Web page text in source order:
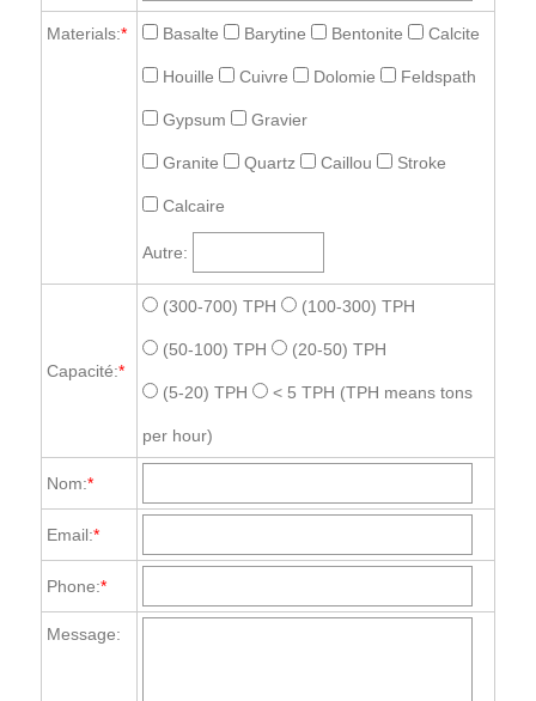
Materials:* Basalte Barytine Bentonite Calcite
Houille Cuivre Dolomie Feldspath
Gypsum Gravier
Granite Quartz Caillou Stroke
Calcaire
Autre:
Capacité:*
(300-700) TPH (100-300) TPH
(50-100) TPH (20-50) TPH
(5-20) TPH < 5 TPH (TPH means tons
per hour)
Nom:*
Email:*
Phone:*
Message: